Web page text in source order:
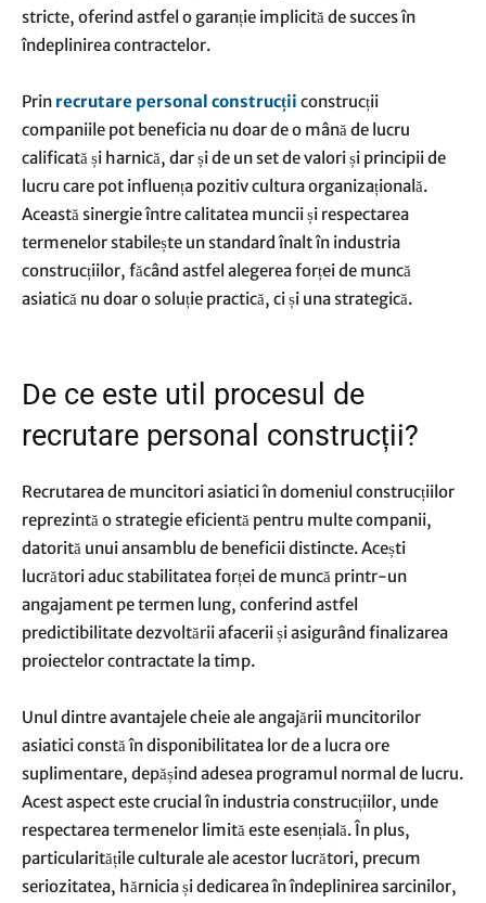
stricte, oferind astfel o garanție implicită de succes în
îndeplinirea contractelor.
Prin recrutare personal construcții construcții
companiile pot beneficia nu doar de o mână de lucru
calificată și harnică, dar și de un set de valori și principii de
lucru care pot influența pozitiv cultura organizațională.
Această sinergie între calitatea muncii și respectarea
termenelor stabilește un standard înalt în industria
construcțiilor, făcând astfel alegerea forței de muncă
asiatică nu doar o soluție practică, ci și una strategică.
De ce este util procesul de
recrutare personal construcții?
Recrutarea de muncitori asiatici în domeniul construcțiilor
reprezintă o strategie eficientă pentru multe companii,
datorită unui ansamblu de beneficii distincte. Acești
lucrători aduc stabilitatea forței de muncă printr-un
angajament pe termen lung, conferind astfel
predictibilitate dezvoltării afacerii și asigurând finalizarea
proiectelor contractate la timp.
Unul dintre avantajele cheie ale angajării muncitorilor
asiatici constă în disponibilitatea lor de a lucra ore
suplimentare, depășind adesea programul normal de lucru.
Acest aspect este crucial în industria construcțiilor, unde
respectarea termenelor limită este esențială. În plus,
particularitățile culturale ale acestor lucrători, precum
seriozitatea, hărnicia și dedicarea în îndeplinirea sarcinilor,